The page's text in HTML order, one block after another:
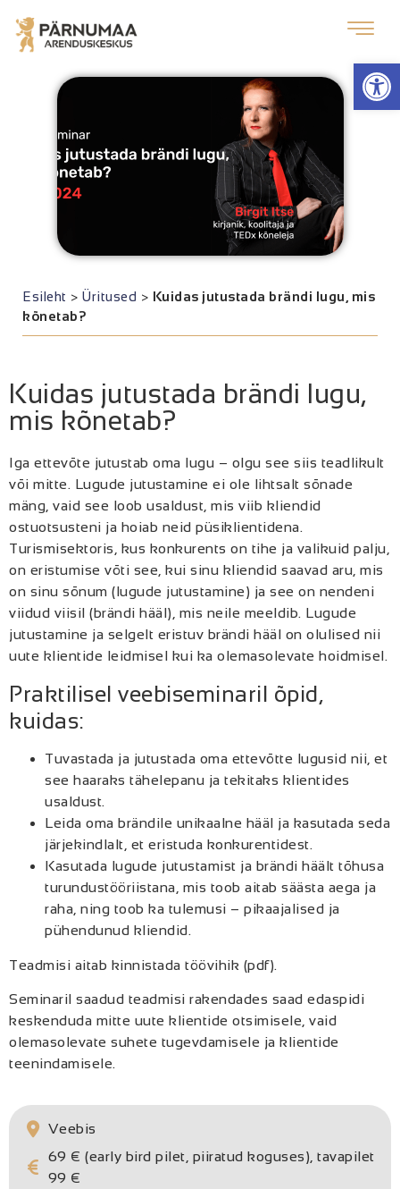
Esileht > Üritused > Kuidas jutustada brändi lugu, mis
kõnetab?
Kuidas jutustada brändi lugu,
mis kõnetab?
Iga ettevõte jutustab oma lugu – olgu see siis teadlikult
või mitte. Lugude jutustamine ei ole lihtsalt sõnade
mäng, vaid see loob usaldust, mis viib kliendid
ostuotsusteni ja hoiab neid püsiklientidena.
Turismisektoris, kus konkurents on tihe ja valikuid palju,
on eristumise võti see, kui sinu kliendid saavad aru, mis
on sinu sõnum (lugude jutustamine) ja see on nendeni
viidud viisil (brändi hääl), mis neile meeldib. Lugude
jutustamine ja selgelt eristuv brändi hääl on olulised nii
uute klientide leidmisel kui ka olemasolevate hoidmisel.
Praktilisel veebiseminaril õpid,
kuidas:
Tuvastada ja jutustada oma ettevõtte lugusid nii, et
see haaraks tähelepanu ja tekitaks klientides
usaldust.
Leida oma brändile unikaalne hääl ja kasutada seda
järjekindlalt, et eristuda konkurentidest.
Kasutada lugude jutustamist ja brändi häält tõhusa
turundustööriistana, mis toob aitab säästa aega ja
raha, ning toob ka tulemusi – pikaajalised ja
pühendunud kliendid.
Teadmisi aitab kinnistada töövihik (pdf).
Seminaril saadud teadmisi rakendades saad edaspidi
keskenduda mitte uute klientide otsimisele, vaid
olemasolevate suhete tugevdamisele ja klientide
teenindamisele.
Veebis
69 € (early bird pilet, piiratud koguses), tavapilet
99 €